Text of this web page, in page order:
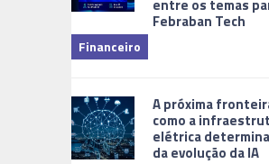
entre os temas
Febraban Tech
Financeiro
A próxima
como a
elétrica
da evolução da IA